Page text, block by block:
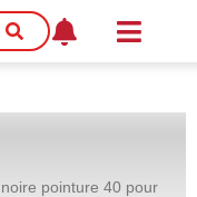
pointure 40 pour